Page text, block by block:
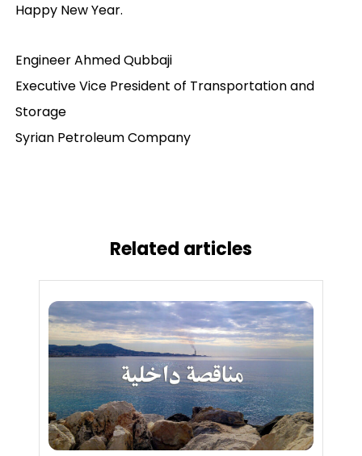
Happy New Year.
Engineer Ahmed Qubbaji
Executive Vice President of Transportation and
Storage
Syrian Petroleum Company
Related articles